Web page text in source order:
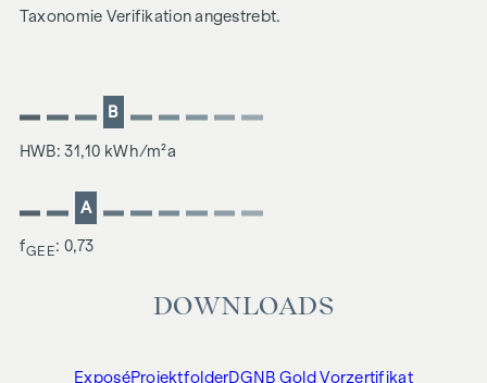
Taxonomie Verifikation angestrebt.
B
HWB: 31,10 kWh/m²a
A
fGEE: 0,73
DOWNLOADS
ExposéProjektfolderDGNB Gold Vorzertifikat